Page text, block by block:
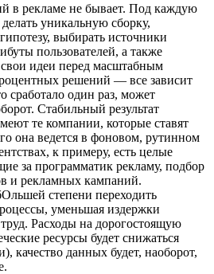
в рекламе не бывает. Под каждую
уникальную сборку,
выбирать источники
пользователей, а также
свои идеи перед масштабным
решений — все зависит
сработало один раз, может
Стабильный результат
те компании, которые ставят
она ведется в фоновом, рутинном
к примеру, есть целые
за программатик рекламу, подбор
и рекламных кампаний.
степени переходить
уменьшая издержки
Расходы на дорогостоящую
ресурсы будет снижаться
качество данных будет, наоборот,